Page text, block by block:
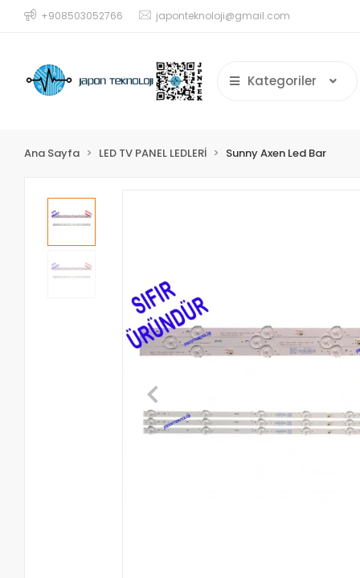
+908503052766 japonteknoloji@gmail.com
Kategoriler
Ana Sayfa LED TV PANEL LEDLERİ Sunny Axen Led Bar